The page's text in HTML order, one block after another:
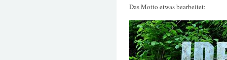
Das Motto etwas bearbeitet: